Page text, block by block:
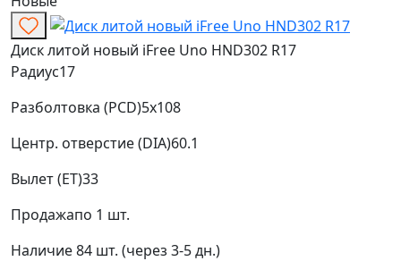
Диск литой новый iFree Uno HND302 R17
Радиус17
Разболтовка (PCD)5x108
Центр. отверстие (DIA)60.1
Вылет (ET)33
Продажапо 1 шт.
Наличие84 шт. (через 3-5 дн.)